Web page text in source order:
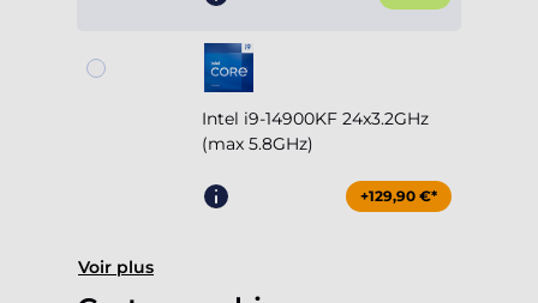
Intel i9-14900KF 24x3.2GHz
(max 5.8GHz)
+129,90 €*
Voir plus